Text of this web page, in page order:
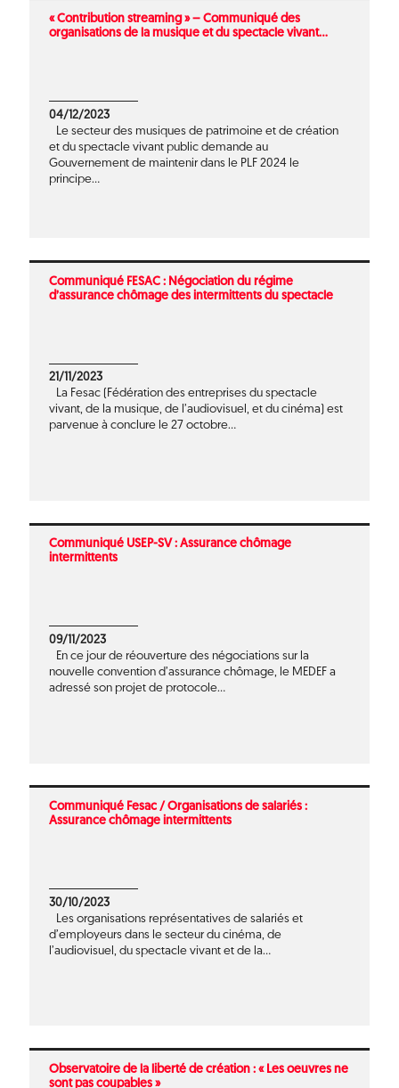
« Contribution streaming » – Communiqué des
organisations de la musique et du spectacle vivant...
04/12/2023
Le secteur des musiques de patrimoine et de création
et du spectacle vivant public demande au
Gouvernement de maintenir dans le PLF 2024 le
principe...
Communiqué FESAC : Négociation du régime
d’assurance chômage des intermittents du spectacle
21/11/2023
La Fesac (Fédération des entreprises du spectacle
vivant, de la musique, de l’audiovisuel, et du cinéma) est
parvenue à conclure le 27 octobre...
Communiqué USEP-SV : Assurance chômage
intermittents
09/11/2023
En ce jour de réouverture des négociations sur la
nouvelle convention d’assurance chômage, le MEDEF a
adressé son projet de protocole...
Communiqué Fesac / Organisations de salariés :
Assurance chômage intermittents
30/10/2023
Les organisations représentatives de salariés et
d’employeurs dans le secteur du cinéma, de
l’audiovisuel, du spectacle vivant et de la...
Observatoire de la liberté de création : « Les oeuvres ne
sont pas coupables »